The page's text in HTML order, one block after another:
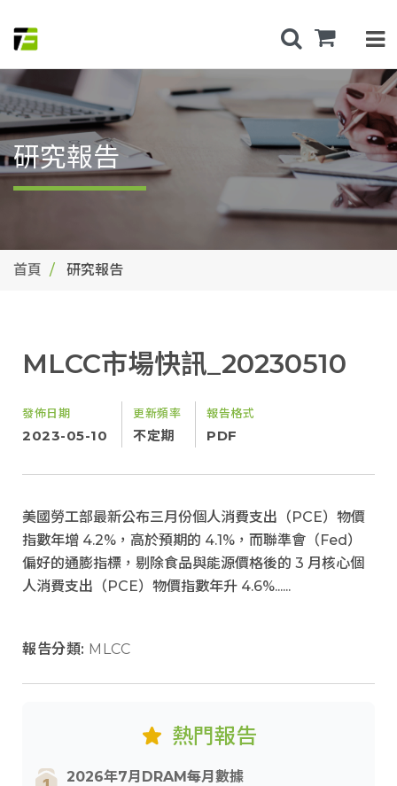
研究報告
首頁 研究報告
MLCC市場快訊_20230510
發佈日期
2023-05-10
更新頻率
不定期
報告格式
PDF
美國勞工部最新公布三月份個人消費支出（PCE）物價
指數年增 4.2%，高於預期的 4.1%，而聯準會（Fed）
偏好的通膨指標，剔除食品與能源價格後的 3 月核心個
人消費支出（PCE）物價指數年升 4.6%......
報告分類: MLCC
熱門報告
2026年7月DRAM每月數據